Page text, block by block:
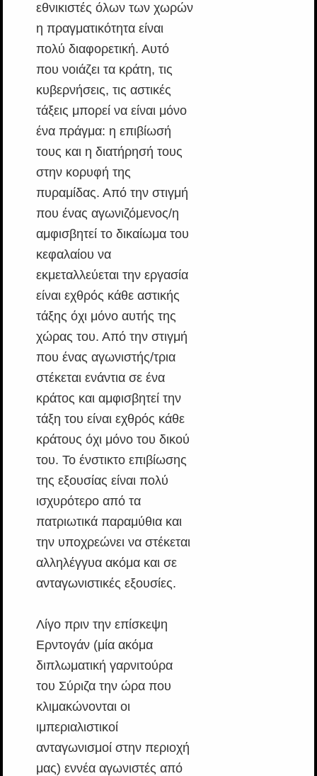
εθνικιστές όλων των χωρών
η πραγματικότητα είναι
πολύ διαφορετική. Αυτό
που νοιάζει τα κράτη, τις
κυβερνήσεις, τις αστικές
τάξεις μπορεί να είναι μόνο
ένα πράγμα: η επιβίωσή
τους και η διατήρησή τους
στην κορυφή της
πυραμίδας. Από την στιγμή
που ένας αγωνιζόμενος/η
αμφισβητεί το δικαίωμα του
κεφαλαίου να
εκμεταλλεύεται την εργασία
είναι εχθρός κάθε αστικής
τάξης όχι μόνο αυτής της
χώρας του. Από την στιγμή
που ένας αγωνιστής/τρια
στέκεται ενάντια σε ένα
κράτος και αμφισβητεί την
τάξη του είναι εχθρός κάθε
κράτους όχι μόνο του δικού
του. Το ένστικτο επιβίωσης
της εξουσίας είναι πολύ
ισχυρότερο από τα
πατριωτικά παραμύθια και
την υποχρεώνει να στέκεται
αλληλέγγυα ακόμα και σε
ανταγωνιστικές εξουσίες.
Λίγο πριν την επίσκεψη
Ερντογάν (μία ακόμα
διπλωματική γαρνιτούρα
του Σύριζα την ώρα που
κλιμακώνονται οι
ιμπεριαλιστικοί
ανταγωνισμοί στην περιοχή
μας) εννέα αγωνιστές από